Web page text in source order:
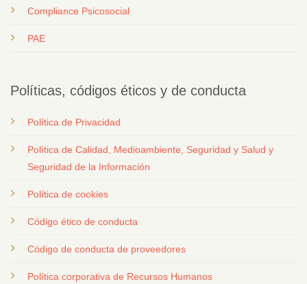
Compliance Psicosocial
PAE
Políticas, códigos éticos y de conducta
Política de Privacidad
Política de Calidad, Medioambiente, Seguridad y Salud y
Seguridad de la Información
Política de cookies
Código ético de conducta
Código de conducta de proveedores
Política corporativa de Recursos Humanos